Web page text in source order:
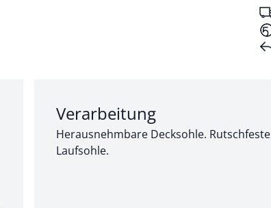
Abschnitt 2 von 3:
Verarbeitung
Herausnehmbare Decksohle. Rutschfeste
Laufsohle.